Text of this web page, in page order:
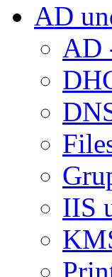
AD
AD
IIS